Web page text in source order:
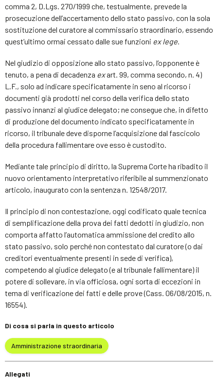
comma 2, D.Lgs. 270/1999 che, testualmente, prevede la
prosecuzione dell’accertamento dello stato passivo, con la sola
sostituzione del curatore al commissario straordinario, essendo
quest’ultimo ormai cessato dalle sue funzioni ex lege.
Nel giudizio di opposizione allo stato passivo, l’opponente è
tenuto, a pena di decadenza exart. 99, comma secondo, n. 4)
L.F., solo ad indicare specificatamente in seno al ricorso i
documenti già prodotti nel corso della verifica dello stato
passivo innanzi al giudice delegato; ne consegue che, in difetto
di produzione del documento indicato specificatamente in
ricorso, il tribunale deve disporne l’acquisizione dal fascicolo
della procedura fallimentare ove esso è custodito.
Mediante tale principio di diritto, la Suprema Corte ha ribadito il
nuovo orientamento interpretativo riferibile al summenzionato
articolo, inaugurato con la sentenza n. 12548/2017.
Il principio di non contestazione, oggi codificato quale tecnica
di semplificazione della prova dei fatti dedotti in giudizio, non
comporta affatto l’automatica ammissione del credito allo
stato passivo, solo perché non contestato dal curatore (o dai
creditori eventualmente presenti in sede di verifica),
competendo al giudice delegato (e al tribunale fallimentare) il
potere di sollevare, in via officiosa, ogni sorta di eccezioni in
tema di verificazione dei fatti e delle prove (Cass. 06/08/2015, n.
16554).
Di cosa si parla in questo articolo
Amministrazione straordinaria
Allegati